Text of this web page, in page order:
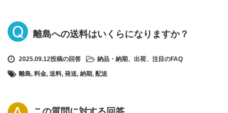
離島への送料はいくらになりますか？
2025.09.12投稿の回答 納品・納期、 出荷、 注目のFAQ
離島, 料金, 送料, 発送, 納期, 配送